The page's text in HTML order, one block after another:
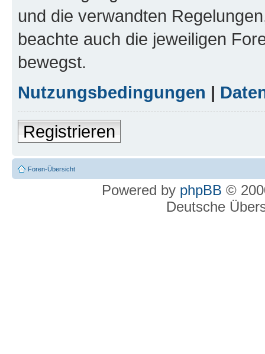
und die verwandten
beachte auch die jeweiligen
bewegst.
Nutzungsbedingungen |
Registrieren
Foren-Übersicht
Powered by phpBB ©
Deutsche